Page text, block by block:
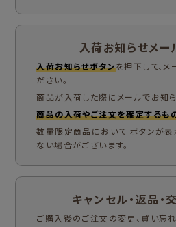
入荷お知らせメー
入荷お知らせボタンを押下して、メ
ださい。
商品が入荷した際にメールでお知ら
商品の入荷やご注文を確定するも
数量限定商品において ボタンが
ない場合がございます。
キャンセル・返品・
ご購入後のご注文の変更、買い忘